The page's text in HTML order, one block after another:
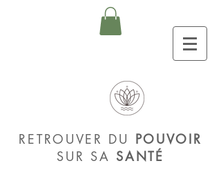
RETROUVER DU POUVOIR
SUR SASANTÉ